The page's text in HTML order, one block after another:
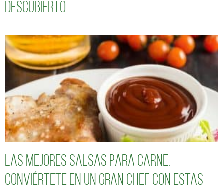
descubierto
Las mejores salsas para carne.
Conviértete en un gran chef con estas